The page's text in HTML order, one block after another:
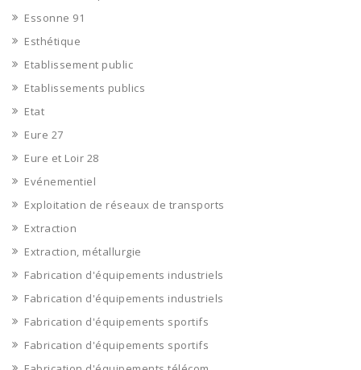
Essonne 91
Esthétique
Etablissement public
Etablissements publics
Etat
Eure 27
Eure et Loir 28
Evénementiel
Exploitation de réseaux de transports
Extraction
Extraction, métallurgie
Fabrication d'équipements industriels
Fabrication d'équipements industriels
Fabrication d'équipements sportifs
Fabrication d'équipements sportifs